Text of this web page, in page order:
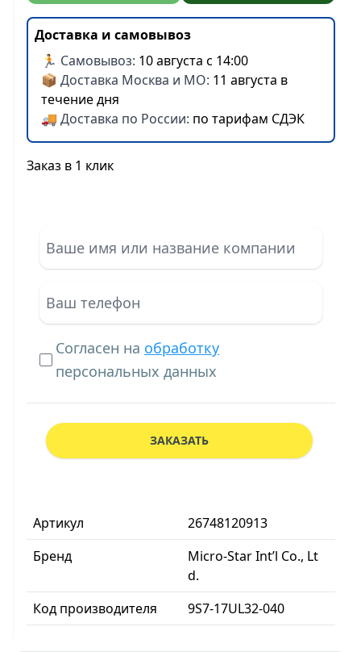
Артикул
26748120913
Бренд
Micro-Star Int’l Co., Lt
d.
Код производителя
9S7-17UL32-040
Доставка и самовывоз
🏃 Самовывоз: 10 августа с 14:00
📦 Доставка Москва и МО: 11 августа в
течение дня
🚚 Доставка по России: по тарифам СДЭК
Заказ в 1 клик
Согласен на обработку
персональных данных
ЗАКАЗАТЬ